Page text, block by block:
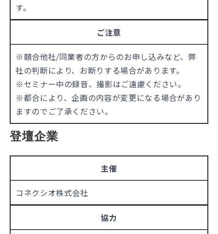
す。
ご注意
※競合他社/同業者の方からのお申し込みなど、弊
社の判断により、お断りする場合があります。
※セミナー中の録音、撮影はご遠慮ください。
※都合により、企画の内容が変更になる場合があり
ますのでご了承ください。
登壇企業
主催
コネクシオ株式会社
協力